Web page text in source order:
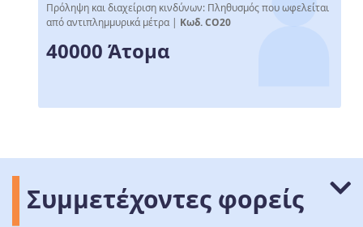
Πρόληψη και διαχείριση κινδύνων: Πληθυσμός που ωφελείται
από αντιπλημμυρικά μέτρα | Κωδ. CO20
40000 Άτομα
Συμμετέχοντες φορείς